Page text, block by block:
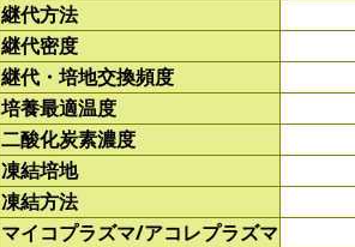
継代方法
継代密度
継代・培地交換頻度
培養最適温度
二酸化炭素濃度
凍結培地
凍結方法
マイコプラズマ/アコレプラズマ